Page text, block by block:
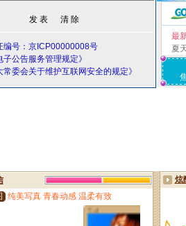
编号：京ICP00000008号
公告服务管理规定》
委会关于维护互联网安全的规定》
最
夏